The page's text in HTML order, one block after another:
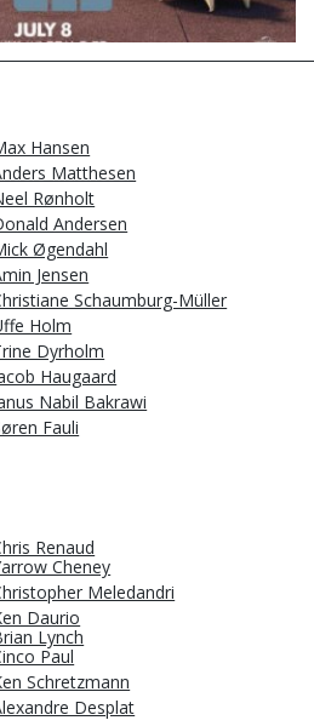
Hansen
Matthesen
Rønholt
Andersen
Øgendahl
Jensen
Schaumburg-Müller
Holm
Dyrholm
Haugaard
Nabil Bakrawi
Fauli
Renaud
Cheney
Meledandri
Daurio
Lynch
Paul
Schretzmann
Desplat